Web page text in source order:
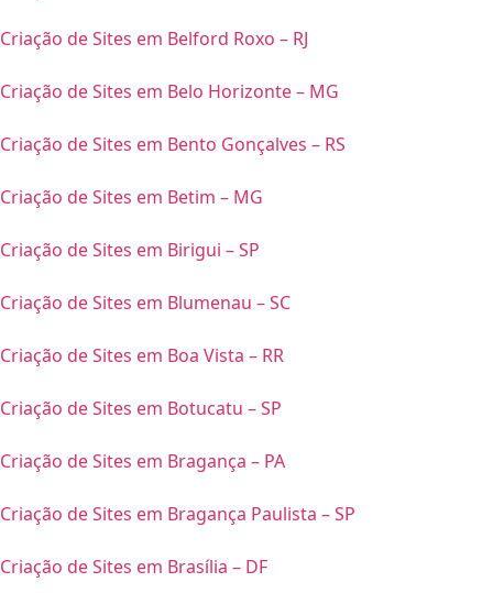
Criação de Sites em Belford Roxo – RJ
Criação de Sites em Belo Horizonte – MG
Criação de Sites em Bento Gonçalves – RS
Criação de Sites em Betim – MG
Criação de Sites em Birigui – SP
Criação de Sites em Blumenau – SC
Criação de Sites em Boa Vista – RR
Criação de Sites em Botucatu – SP
Criação de Sites em Bragança – PA
Criação de Sites em Bragança Paulista – SP
Criação de Sites em Brasília – DF